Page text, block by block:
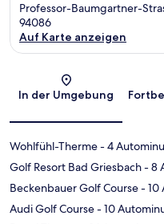
Professor-Baumgartner-
94086
Auf Karte anzeigen
In der Umgebung
Wohlfühl-Therme- 4
Golf Resort Bad Griesbach- 8
Beckenbauer Golf Course- 10
Audi Golf Course- 10